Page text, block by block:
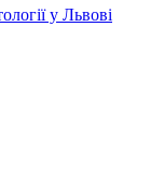
у Львові